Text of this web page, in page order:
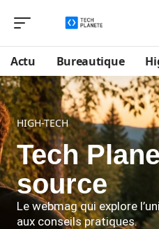
Actu Bureautique
HIGH-TECH
Tech
source
Le webmag qui explore
aux conseils pratiques.